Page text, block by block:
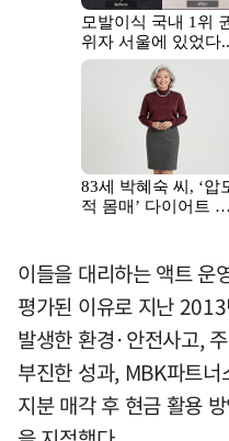
이들을 대리하는 액트 운
평가된 이유로 지난
발생한 환경·안전사고,
부진한 성과, MBK파트
지분 매각 후 현금 활용